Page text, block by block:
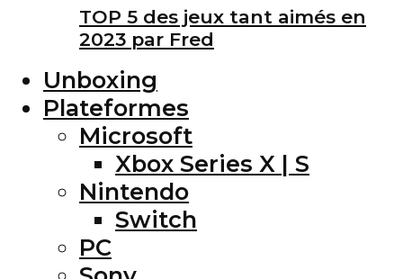
TOP 5 des jeux tant aimés en
2023 par Fred
Unboxing
Plateformes
Microsoft
Xbox Series X | S
Nintendo
Switch
PC